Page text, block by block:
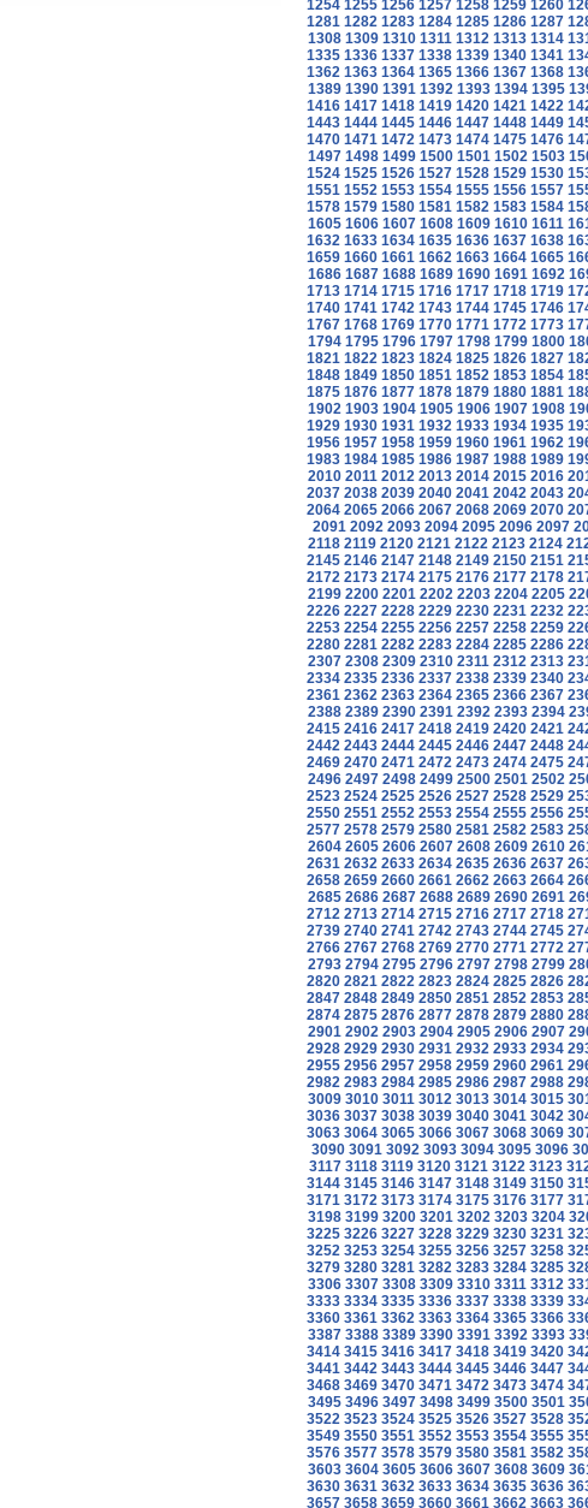
1254 1255 1256 1257 1258 1259 1260
1281 1282 1283 1284 1285 1286 1287
1308 1309 1310 1311 1312 1313 1314
1335 1336 1337 1338 1339 1340 1341
1362 1363 1364 1365 1366 1367 1368
1389 1390 1391 1392 1393 1394 1395
1416 1417 1418 1419 1420 1421 1422
1443 1444 1445 1446 1447 1448 1449
1470 1471 1472 1473 1474 1475 1476
1497 1498 1499 1500 1501 1502 1503
1524 1525 1526 1527 1528 1529 1530
1551 1552 1553 1554 1555 1556 1557
1578 1579 1580 1581 1582 1583 1584
1605 1606 1607 1608 1609 1610 1611
1632 1633 1634 1635 1636 1637 1638
1659 1660 1661 1662 1663 1664 1665
1686 1687 1688 1689 1690 1691 1692
1713 1714 1715 1716 1717 1718 1719
1740 1741 1742 1743 1744 1745 1746
1767 1768 1769 1770 1771 1772 1773
1794 1795 1796 1797 1798 1799 1800
1821 1822 1823 1824 1825 1826 1827
1848 1849 1850 1851 1852 1853 1854
1875 1876 1877 1878 1879 1880 1881
1902 1903 1904 1905 1906 1907 1908
1929 1930 1931 1932 1933 1934 1935
1956 1957 1958 1959 1960 1961 1962
1983 1984 1985 1986 1987 1988 1989
2010 2011 2012 2013 2014 2015 2016
2037 2038 2039 2040 2041 2042 2043
2064 2065 2066 2067 2068 2069 2070
2091 2092 2093 2094 2095 2096 2097
2118 2119 2120 2121 2122 2123 2124
2145 2146 2147 2148 2149 2150 2151
2172 2173 2174 2175 2176 2177 2178
2199 2200 2201 2202 2203 2204 2205
2226 2227 2228 2229 2230 2231 2232
2253 2254 2255 2256 2257 2258 2259
2280 2281 2282 2283 2284 2285 2286
2307 2308 2309 2310 2311 2312 2313
2334 2335 2336 2337 2338 2339 2340
2361 2362 2363 2364 2365 2366 2367
2388 2389 2390 2391 2392 2393 2394
2415 2416 2417 2418 2419 2420 2421
2442 2443 2444 2445 2446 2447 2448
2469 2470 2471 2472 2473 2474 2475
2496 2497 2498 2499 2500 2501 2502
2523 2524 2525 2526 2527 2528 2529
2550 2551 2552 2553 2554 2555 2556
2577 2578 2579 2580 2581 2582 2583
2604 2605 2606 2607 2608 2609 2610
2631 2632 2633 2634 2635 2636 2637
2658 2659 2660 2661 2662 2663 2664
2685 2686 2687 2688 2689 2690 2691
2712 2713 2714 2715 2716 2717 2718
2739 2740 2741 2742 2743 2744 2745
2766 2767 2768 2769 2770 2771 2772
2793 2794 2795 2796 2797 2798 2799
2820 2821 2822 2823 2824 2825 2826
2847 2848 2849 2850 2851 2852 2853
2874 2875 2876 2877 2878 2879 2880
2901 2902 2903 2904 2905 2906 2907
2928 2929 2930 2931 2932 2933 2934
2955 2956 2957 2958 2959 2960 2961
2982 2983 2984 2985 2986 2987 2988
3009 3010 3011 3012 3013 3014 3015
3036 3037 3038 3039 3040 3041 3042
3063 3064 3065 3066 3067 3068 3069
3090 3091 3092 3093 3094 3095 3096
3117 3118 3119 3120 3121 3122 3123
3144 3145 3146 3147 3148 3149 3150
3171 3172 3173 3174 3175 3176 3177
3198 3199 3200 3201 3202 3203 3204
3225 3226 3227 3228 3229 3230 3231
3252 3253 3254 3255 3256 3257 3258
3279 3280 3281 3282 3283 3284 3285
3306 3307 3308 3309 3310 3311 3312
3333 3334 3335 3336 3337 3338 3339
3360 3361 3362 3363 3364 3365 3366
3387 3388 3389 3390 3391 3392 3393
3414 3415 3416 3417 3418 3419 3420
3441 3442 3443 3444 3445 3446 3447
3468 3469 3470 3471 3472 3473 3474
3495 3496 3497 3498 3499 3500 3501
3522 3523 3524 3525 3526 3527 3528
3549 3550 3551 3552 3553 3554 3555
3576 3577 3578 3579 3580 3581 3582
3603 3604 3605 3606 3607 3608 3609
3630 3631 3632 3633 3634 3635 3636
3657 3658 3659 3660 3661 3662 3663